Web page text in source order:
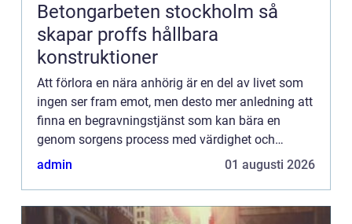
Betongarbeten stockholm så
skapar proffs hållbara
konstruktioner
Att förlora en nära anhörig är en del av livet som
ingen ser fram emot, men desto mer anledning att
finna en begravningstjänst som kan bära en
genom sorgens process med värdighet och
värme. I Pajala kommun, bel...
admin 01 augusti 2026